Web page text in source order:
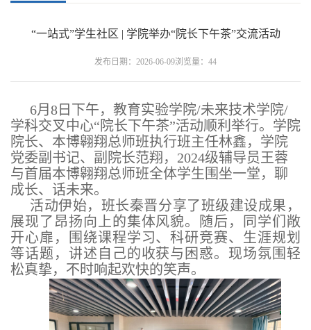
“一站式”学生社区 | 学院举办“院长下午茶”交流活动
发布日期：2026-06-09浏览量： 44
6月8日下午，教育实验学院/未来技术学院/
学科交叉中心“院长下午茶”活动顺利举行。学院
院长、本博翱翔总师班执行班主任林鑫，学院
党委副书记、副院长范翔，2024级辅导员王蓉
与首届本博翱翔总师班全体学生围坐一堂，聊
成长、话未来。
活动伊始，班长秦晋分享了班级建设成果，
展现了昂扬向上的集体风貌。随后，同学们敞
开心扉，围绕课程学习、科研竞赛、生涯规划
等话题，讲述自己的收获与困惑。现场氛围轻
松真挚，不时响起欢快的笑声。